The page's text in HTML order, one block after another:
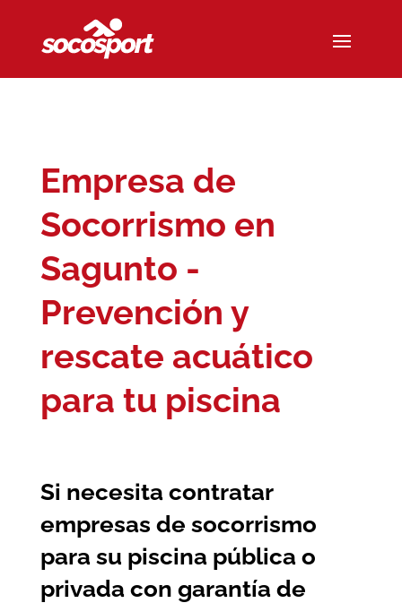
Empresa de
Socorrismo en
Sagunto -
Prevención y
rescate acuático
para tu piscina
Si necesita contratar
empresas de socorrismo
para su piscina pública o
privada con garantía de